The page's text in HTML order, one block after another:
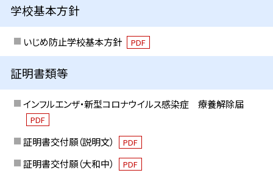
学校基本方針
いじめ防止学校基本方針 PDF
証明書類等
インフルエンザ・新型コロナウイルス感染症 療養解除届
PDF
証明書交付願（説明文） PDF
証明書交付願（大和中） PDF